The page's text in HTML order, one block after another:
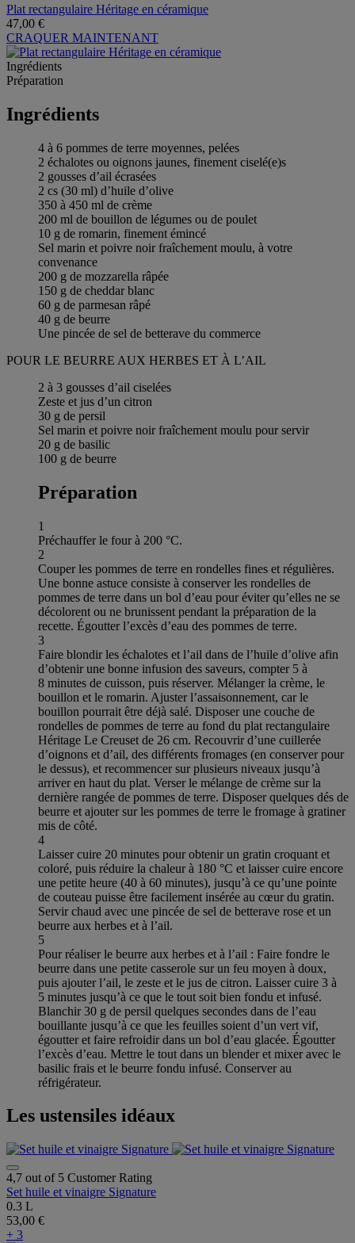
Plat rectangulaire Héritage en céramique
47,00 €
CRAQUER MAINTENANT
Ingrédients
Préparation
Ingrédients
4 à 6 pommes de terre moyennes, pelées
2 échalotes ou oignons jaunes, finement ciselé(e)s
2 gousses d’ail écrasées
2 cs (30 ml) d’huile d’olive
350 à 450 ml de crème
200 ml de bouillon de légumes ou de poulet
10 g de romarin, finement émincé
Sel marin et poivre noir fraîchement moulu, à votre
convenance
200 g de mozzarella râpée
150 g de cheddar blanc
60 g de parmesan râpé
40 g de beurre
Une pincée de sel de betterave du commerce
POUR LE BEURRE AUX HERBES ET À L’AIL
2 à 3 gousses d’ail ciselées
Zeste et jus d’un citron
30 g de persil
Sel marin et poivre noir fraîchement moulu pour servir
20 g de basilic
100 g de beurre
Préparation
1
Préchauffer le four à 200 °C.
2
Couper les pommes de terre en rondelles fines et régulières.
Une bonne astuce consiste à conserver les rondelles de
pommes de terre dans un bol d’eau pour éviter qu’elles ne se
décolorent ou ne brunissent pendant la préparation de la
recette. Égoutter l’excès d’eau des pommes de terre.
3
Faire blondir les échalotes et l’ail dans de l’huile d’olive afin
d’obtenir une bonne infusion des saveurs, compter 5 à
8 minutes de cuisson, puis réserver. Mélanger la crème, le
bouillon et le romarin. Ajuster l’assaisonnement, car le
bouillon pourrait être déjà salé. Disposer une couche de
rondelles de pommes de terre au fond du plat rectangulaire
Héritage Le Creuset de 26 cm. Recouvrir d’une cuillerée
d’oignons et d’ail, des différents fromages (en conserver pour
le dessus), et recommencer sur plusieurs niveaux jusqu’à
arriver en haut du plat. Verser le mélange de crème sur la
dernière rangée de pommes de terre. Disposer quelques dés de
beurre et ajouter sur les pommes de terre le fromage à gratiner
mis de côté.
4
Laisser cuire 20 minutes pour obtenir un gratin croquant et
coloré, puis réduire la chaleur à 180 °C et laisser cuire encore
une petite heure (40 à 60 minutes), jusqu’à ce qu’une pointe
de couteau puisse être facilement insérée au cœur du gratin.
Servir chaud avec une pincée de sel de betterave rose et un
beurre aux herbes et à l’ail.
5
Pour réaliser le beurre aux herbes et à l’ail : Faire fondre le
beurre dans une petite casserole sur un feu moyen à doux,
puis ajouter l’ail, le zeste et le jus de citron. Laisser cuire 3 à
5 minutes jusqu’à ce que le tout soit bien fondu et infusé.
Blanchir 30 g de persil quelques secondes dans de l’eau
bouillante jusqu’à ce que les feuilles soient d’un vert vif,
égoutter et faire refroidir dans un bol d’eau glacée. Égoutter
l’excès d’eau. Mettre le tout dans un blender et mixer avec le
basilic frais et le beurre fondu infusé. Conserver au
réfrigérateur.
Les ustensiles idéaux
4,7 out of 5 Customer Rating
Set huile et vinaigre Signature
0.3 L
53,00 €
+ 3